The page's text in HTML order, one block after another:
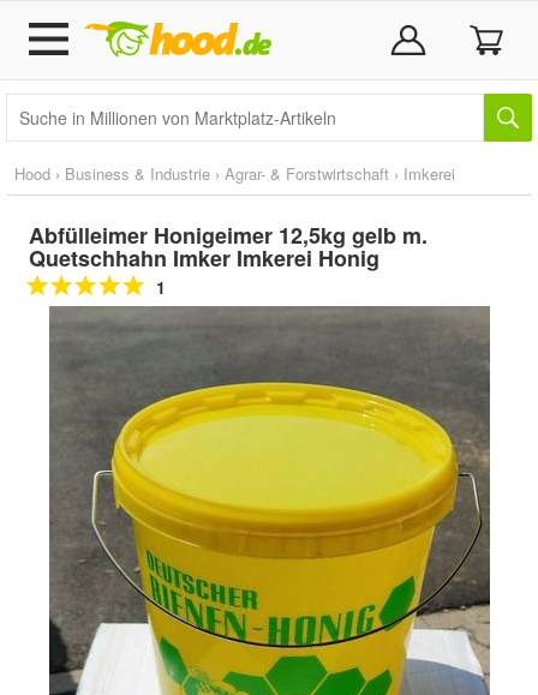
Hood › Business & Industrie › Agrar- & Forstwirtschaft › Imkerei
Abfülleimer Honigeimer 12,5kg gelb m.
Quetschhahn Imker Imkerei Honig
1